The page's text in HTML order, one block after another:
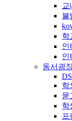
교
불
학
인
인
동서광
학
묻
학
프